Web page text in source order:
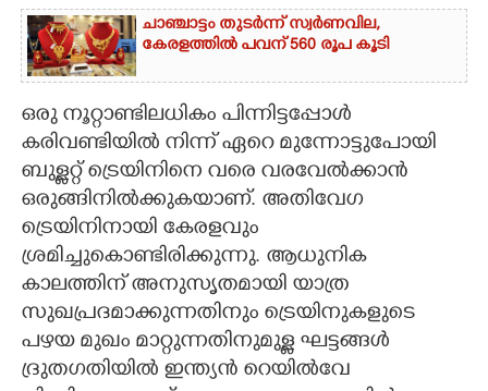
ചാഞ്ചാട്ടം തുടർന്ന് സ്വർണവില,
കേരളത്തിൽ പവന് 560 രൂപ കൂടി
ഒരു നൂറ്റാണ്ടിലധികം പിന്നിട്ടപ്പോൾ
കരിവണ്ടിയിൽ നിന്ന് ഏറെ മുന്നോട്ടുപോയി
ബുള്ളറ്റ് ട്രെയിനിനെ വരെ വരവേൽക്കാൻ
ഒരുങ്ങിനിൽക്കുകയാണ്. അതിവേഗ
ട്രെയിനിനായി കേരളവും
ശ്രമിച്ചുകൊണ്ടിരിക്കുന്നു. ആധുനിക
കാലത്തിന് അനുസൃതമായി യാത്ര
സുഖപ്രദമാക്കുന്നതിനും ട്രെയിനുകളുടെ
പഴയ മുഖം മാറ്റുന്നതിനുമുള്ള ഘട്ടങ്ങൾ
ദ്രുതഗതിയിൽ ഇന്ത്യൻ റെയിൽവേ